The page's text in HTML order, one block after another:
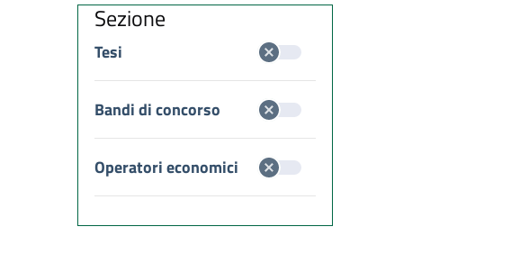
Sezione
Tesi
Bandi di concorso
Operatori economici